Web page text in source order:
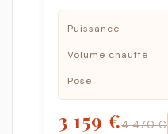
Puissance
Volume chauffé
Pose
3 159 €4 470 €